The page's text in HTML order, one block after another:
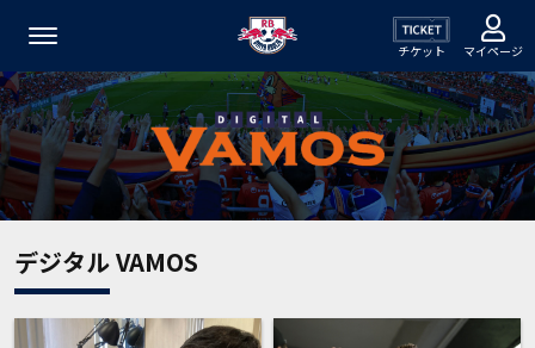
チケット マイページ
デジタル VAMOS